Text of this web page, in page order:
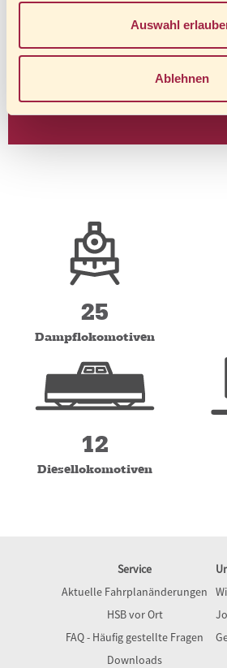
Auswahl
Ablehnen
Ihr Kontakt zu uns
Kontaktformular
25
Dampflokomotiven
12
Diesellokomotiven
Service
Aktuelle Fahrplanänderungen
HSB vor Ort
FAQ - Häufig gestellte Fragen
Downloads